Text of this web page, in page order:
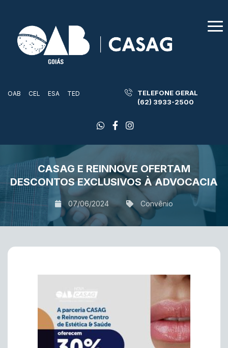
OAB CEL ESA TED
TELEFONE GERAL
(62) 3933-2500
CASAG E REINNOVE OFERTAM
DESCONTOS EXCLUSIVOS À ADVOCACIA
07/06/2024 Convênio